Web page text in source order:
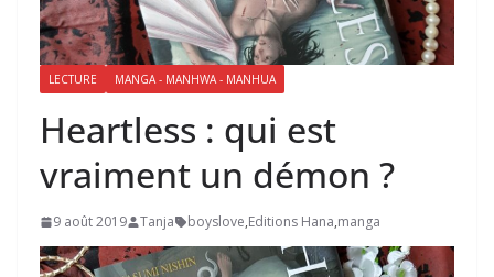
LECTURE MANGA - MANHWA - MANHUA
Heartless : qui est
vraiment un démon ?
9 août 2019 Tanja boyslove,Editions Hana,manga